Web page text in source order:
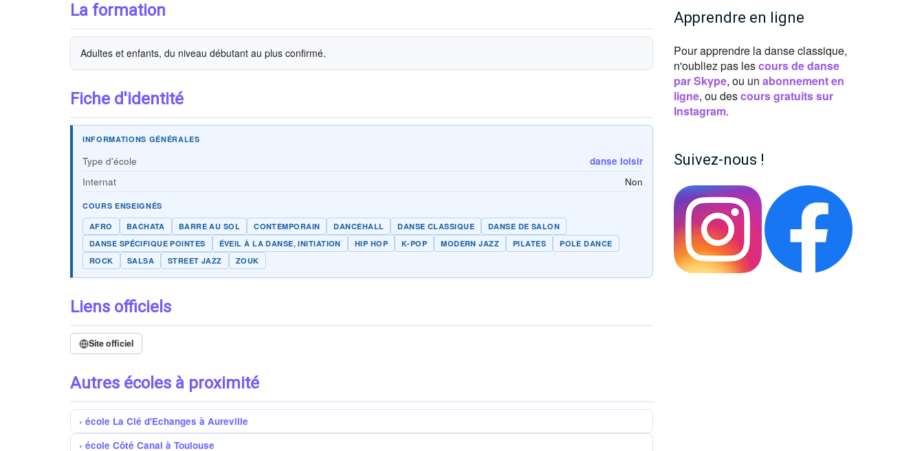
La formation
Adultes et enfants, du niveau débutant au plus confirmé.
Fiche d'identité
INFORMATIONS GÉNÉRALES
Type d'école
danse loisir
Internat
Non
COURS ENSEIGNÉS
AFRO
BACHATA BARRE AU SOL CONTEMPORAIN DANCEHALL DANSE CLASSIQUE
DANSE DE SALON
DANSE SPÉCIFIQUE POINTES
ÉVEIL À LA DANSE, INITIATION HIP HOP K-POP MODERN JAZZ PILATES
POLE DANCE
ROCK
SALSA STREET JAZZ ZOUK
Liens officiels
Site officiel
Autres écoles à proximité
école La Clé d'Echanges à Aureville
école Côté Canal à Toulouse
Apprendre en ligne
Pour apprendre la danse classique,
n'oubliez pas lescours de danse
par Skype, ou un abonnement en
ligne, ou descours gratuits sur
Instagram.
Suivez-nous !